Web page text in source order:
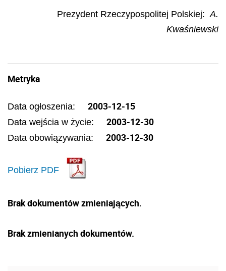
Prezydent Rzeczypospolitej Polskiej: A.
Kwaśniewski
Metryka
Data ogłoszenia: 2003-12-15
Data wejścia w życie: 2003-12-30
Data obowiązywania: 2003-12-30
Pobierz PDF
Brak dokumentów zmieniających.
Brak zmienianych dokumentów.